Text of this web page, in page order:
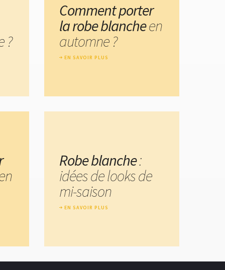
?
Comment porter
la robe blancheen
automne ?
EN SAVOIR PLUS
Robe blanche:
idées de looks de
mi-saison
EN SAVOIR PLUS